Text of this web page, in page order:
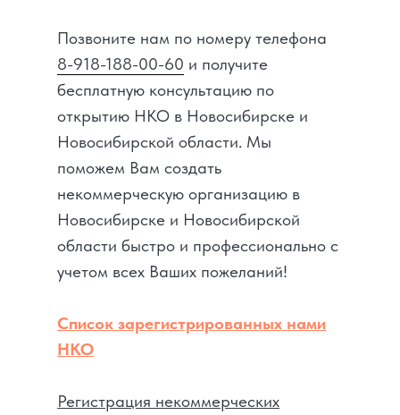
Позвоните нам по номеру телефона
8-918-188-00-60 и получите
бесплатную консультацию по
открытию НКО в Новосибирске и
Новосибирской области. Мы
поможем Вам создать
некоммерческую организацию в
Новосибирске и Новосибирской
области быстро и профессионально с
учетом всех Ваших пожеланий!
Список зарегистрированных нами
НКО
Регистрация некоммерческих